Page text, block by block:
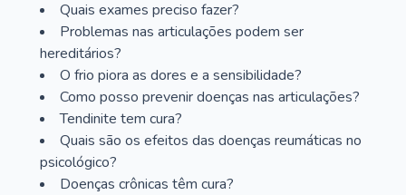
Quais exames preciso fazer?
Problemas nas articulações podem ser
hereditários?
O frio piora as dores e a sensibilidade?
Como posso prevenir doenças nas articulações?
Tendinite tem cura?
Quais são os efeitos das doenças reumáticas no
psicológico?
Doenças crônicas têm cura?